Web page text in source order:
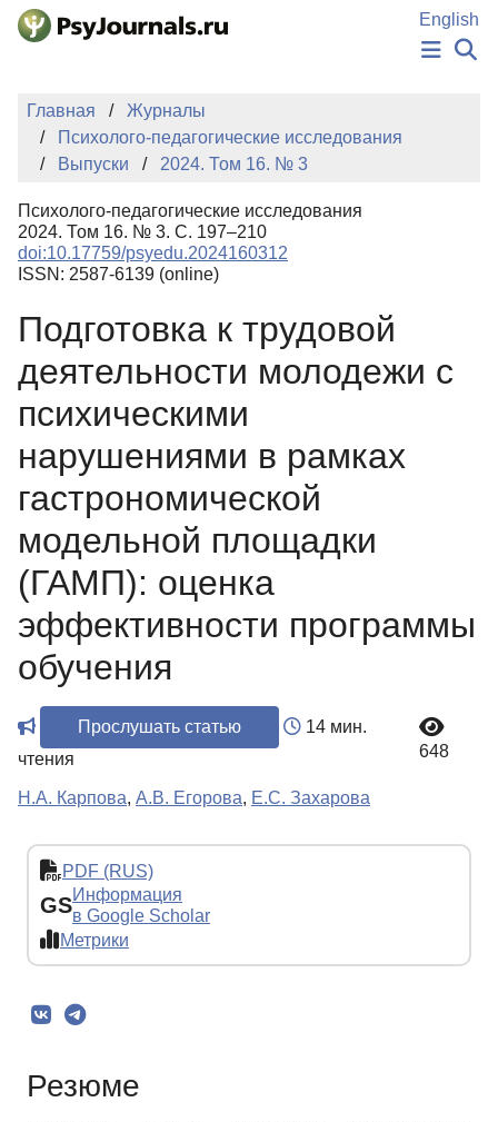
Перейти к основному содержанию
English
НОВОСТИ
АВТОРЫ
КЛЮЧЕВЫЕ СЛОВА
Регистрация
Главная
Журналы
Психолого-педагогические исследования
Выпуски
2024. Том 16. № 3
Психолого-педагогические исследования
2024. Том 16. № 3. С. 197–210
doi:10.17759/psyedu.2024160312
ISSN: 2587-6139 (online)
Подготовка к трудовой
деятельности молодежи с
психическими
нарушениями в рамках
гастрономической
модельной площадки
(ГАМП): оценка
эффективности программы
обучения
Прослушать статью
14 мин.
чтения
648
Н.А. Карпова, А.В. Егорова, Е.С. Захарова
PDF (RUS)
GSИнформация
в Google Scholar
Метрики
Резюме